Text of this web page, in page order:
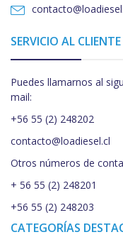
SERVICIO AL CLIENTE
Puedes llamarnos al
mail:
+56 55 (2) 248202
contacto@loadiesel.cl
Otros números de
+ 56 55 (2) 248201
+56 55 (2) 248203
CATEGORÍAS